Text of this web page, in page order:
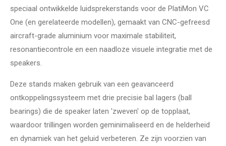
speciaal ontwikkelde luidsprekerstands voor de PlatiMon VC
One (en gerelateerde modellen), gemaakt van CNC-gefreesd
aircraft-grade aluminium voor maximale stabiliteit,
resonantiecontrole en een naadloze visuele integratie met de
speakers.
Deze stands maken gebruik van een geavanceerd
ontkoppelingssysteem met drie precisie bal lagers (ball
bearings) die de speaker laten 'zweven' op de topplaat,
waardoor trillingen worden geminimaliseerd en de helderheid
en dynamiek van het geluid verbeteren. Ze zijn voorzien van